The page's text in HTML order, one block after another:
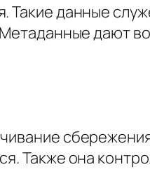
данные
дают
Также она